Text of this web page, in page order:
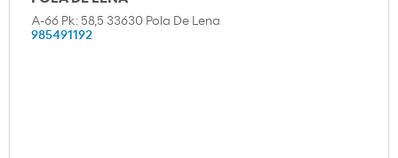
A-66 Pk: 58,5 33630 Pola De Lena
985491192